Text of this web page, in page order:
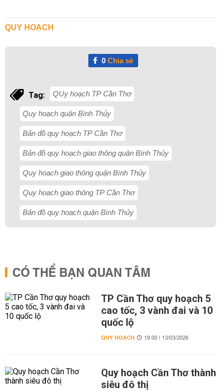
QUY HOẠCH
0Chia sẻ
Tag: QUy hoạch TP Cần Thơ
Quy hoạch quận Bình Thủy
Bản đồ quy hoạch TP Cần Thơ
Bản đồ quy hoạch giao thông quận Bình Thủy
Quy hoạch giao thông quận Bình Thủy
Quy hoạch giao thông TP Cần Thơ
Bản đồ quy hoạch quận Bình Thủy
CÓ THỂ BẠN QUAN TÂM
TP Cần Thơ quy hoạch 5
cao tốc, 3 vành đai và 10
quốc lộ
QUY HOẠCH 19:00 | 13/03/2026
Quy hoạch Cần Thơ thành
siêu đô thị